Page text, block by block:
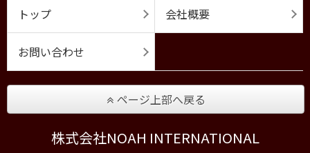
トップ
会社概要
お問い合わせ
ページ上部へ戻る
株式会社NOAH INTERNATIONAL